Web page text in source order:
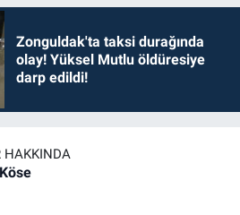
Zonguldak'ta taksi durağında
olay! Yüksel Mutlu öldüresiye
darp edildi!
HAKKINDA